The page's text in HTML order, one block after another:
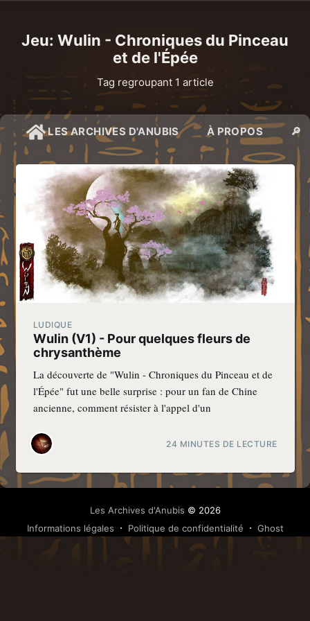
LES ARCHIVES D'ANUBIS À PROPOS 🔎
Jeu: Wulin - Chroniques du Pinceau
et de l'Épée
Tag regroupant 1 article
LUDIQUE
Wulin (V1) - Pour quelques fleurs de
chrysanthème
La découverte de "Wulin - Chroniques du Pinceau et de
l'Épée" fut une belle surprise : pour un fan de Chine
ancienne, comment résister à l'appel d'un
24 MINUTES DE LECTURE
Les Archives d'Anubis © 2026
Informations légales
Politique de confidentialité Ghost